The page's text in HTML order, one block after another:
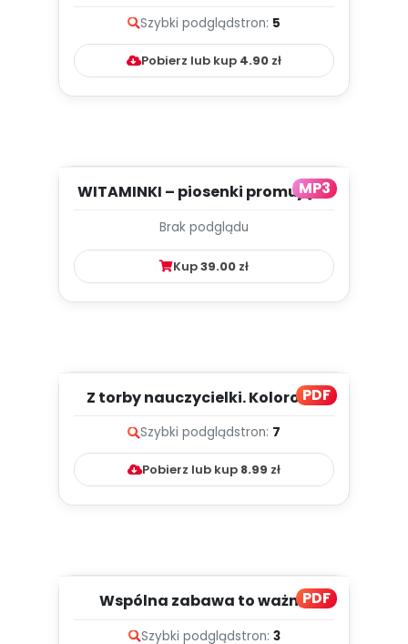
Szybki podglądstron: 5
Pobierz lub kup 4.90 zł
MP3
WITAMINKI – piosenki promujące
Brak podglądu
Kup39.00 zł
PDF
Z torby nauczycielki. Kolorowe
Szybki podglądstron: 7
Pobierz lub kup 8.99 zł
PDF
Wspólna zabawa to ważna
Szybki podglądstron: 3